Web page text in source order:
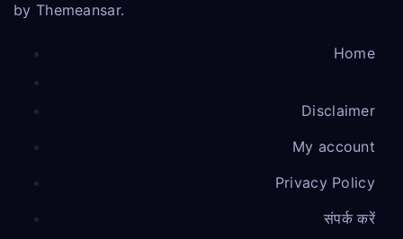
by Themeansar.
Home
Disclaimer
My account
Privacy Policy
संपर्क करें